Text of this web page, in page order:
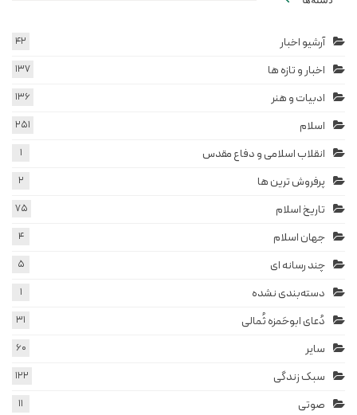
آرشیو اخبار 42
اخبار و تازه ها 137
ادبیات و هنر 136
اسلام 251
انقلاب اسلامی و دفاع مقدس 1
پرفروش ترین ها 2
تاریخ اسلام 75
جهان اسلام 4
چند رسانه ای 5
دسته‌بندی نشده 1
دُعای ابوحَمزه ثُمالی 31
سایر 60
سبک زندگی 122
صوتی 11